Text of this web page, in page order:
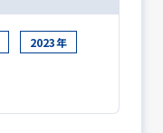
2023年